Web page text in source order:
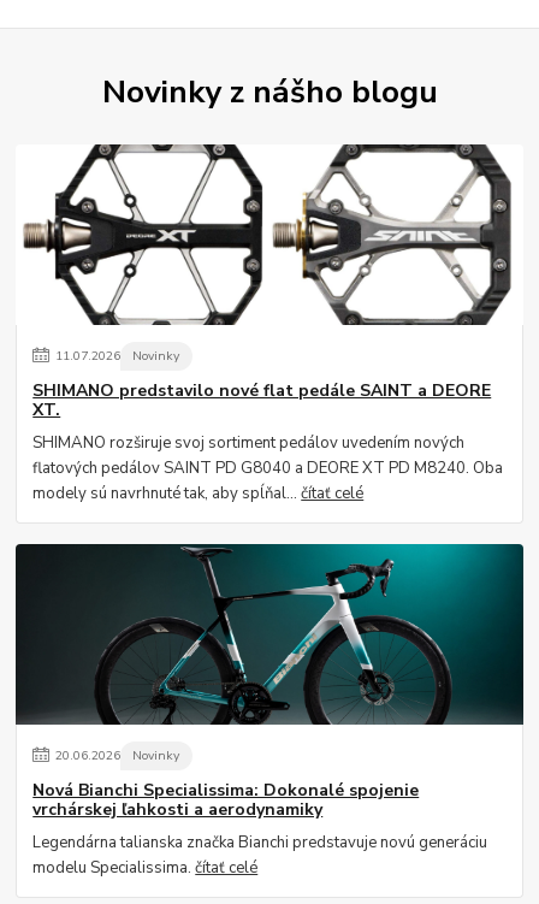
Novinky z nášho blogu
11.07.2026 Novinky
SHIMANO predstavilo nové flat pedále SAINT a DEORE
XT.
SHIMANO rozširuje svoj sortiment pedálov uvedením nových
flatových pedálov SAINT PD G8040 a DEORE XT PD M8240. Oba
modely sú navrhnuté tak, aby spĺňal...čítať celé
20.06.2026 Novinky
Nová Bianchi Specialissima: Dokonalé spojenie
vrchárskej ľahkosti a aerodynamiky
Legendárna talianska značka Bianchi predstavuje novú generáciu
modelu Specialissima.čítať celé